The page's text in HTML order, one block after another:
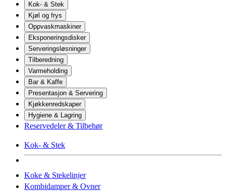
Kok- & Stek
Kjøl og frys
Oppvaskmaskiner
Eksponeringsdisker
Serveringsløsninger
Tilberedning
Varmeholding
Bar & Kaffe
Presentasjon & Servering
Kjøkkenredskaper
Hygiene & Lagring
Reservedeler & Tilbehør
Kok- & Stek
Koke & Stekelinjer
Kombidamper & Ovner